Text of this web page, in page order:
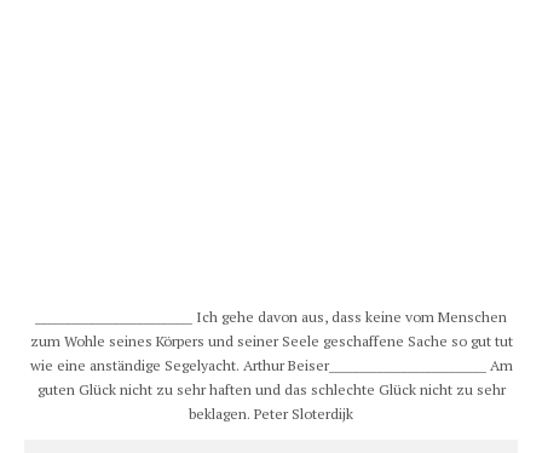
__________________________ Ich gehe davon aus, dass keine vom Menschen
zum Wohle seines Körpers und seiner Seele geschaffene Sache so gut tut
wie eine anständige Segelyacht. Arthur Beiser__________________________ Am
guten Glück nicht zu sehr haften und das schlechte Glück nicht zu sehr
beklagen. Peter Sloterdijk